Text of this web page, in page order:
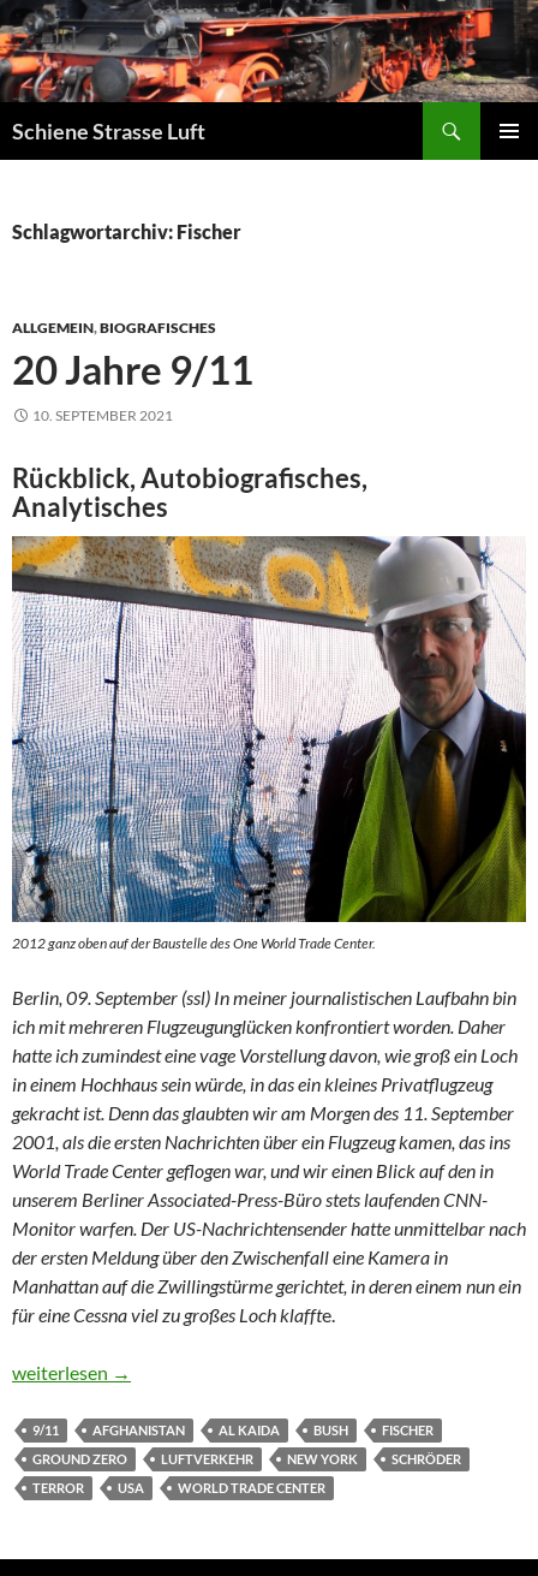
Zum
Inhalt
springen
Schiene Strasse Luft
Schlagwortarchiv: Fischer
ALLGEMEIN,BIOGRAFISCHES
20 Jahre 9/11
10. SEPTEMBER 2021
Rückblick, Autobiografisches,
Analytisches
2012 ganz oben auf der Baustelle des One World Trade Center.
Berlin, 09. September (ssl) In meiner journalistischen Laufbahn bin
ich mit mehreren Flugzeugunglücken konfrontiert worden. Daher
hatte ich zumindest eine vage Vorstellung davon, wie groß ein Loch
in einem Hochhaus sein würde, in das ein kleines Privatflugzeug
gekracht ist. Denn das glaubten wir am Morgen des 11. September
2001, als die ersten Nachrichten über ein Flugzeug kamen, das ins
World Trade Center geflogen war, und wir einen Blick auf den in
unserem Berliner Associated-Press-Büro stets laufenden CNN-
Monitor warfen. Der US-Nachrichtensender hatte unmittelbar nach
der ersten Meldung über den Zwischenfall eine Kamera in
Manhattan auf die Zwillingstürme gerichtet, in deren einem nun ein
für eine Cessna viel zu großes Loch klaffte.
20 Jahre 9/11
weiterlesen →
9/11 AFGHANISTAN AL KAIDA BUSH
FISCHER
GROUND ZERO
LUFTVERKEHR NEW YORK
SCHRÖDER
TERROR
USA WORLD TRADE CENTER